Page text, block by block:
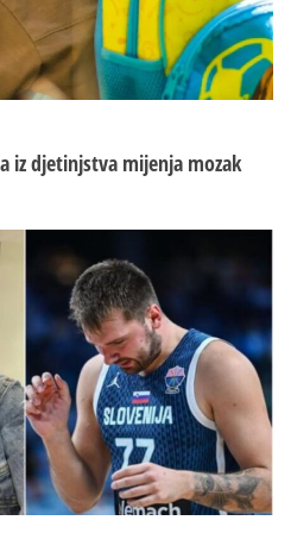
iz d‌jetinjstva mijenja mozak